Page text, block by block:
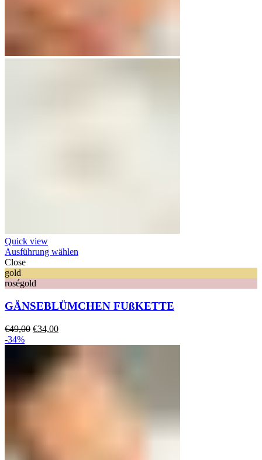
Quick view
Ausführung wählen
Close
gold
roségold
GÄNSEBLÜMCHEN FUßKETTE
€49,00 Ursprünglicher
€49,00
€34,00Aktueller
€34,00.
-34%